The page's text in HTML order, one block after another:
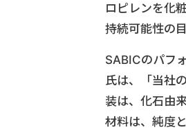
ロピレンを化
持続可能性の
SABICのパフ
氏は、「当社
装は、化石由
材料は、純度